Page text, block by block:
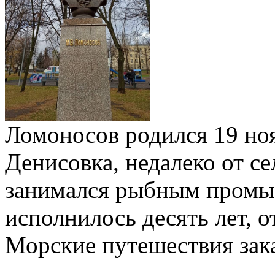
Ломоносов родился 19
Денисовка, недалеко от
занимался рыбным
исполнилось десять лет,
Морские путешествия